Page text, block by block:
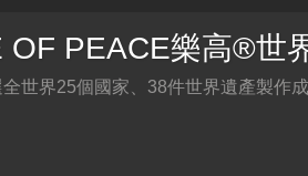
世界25個國家、38件世界遺產製作